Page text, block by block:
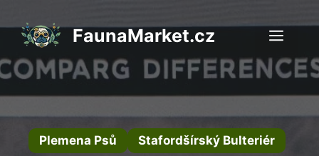
na
obsah
FaunaMarket.cz
Plemena Psů Stafordšírský Bulteriér